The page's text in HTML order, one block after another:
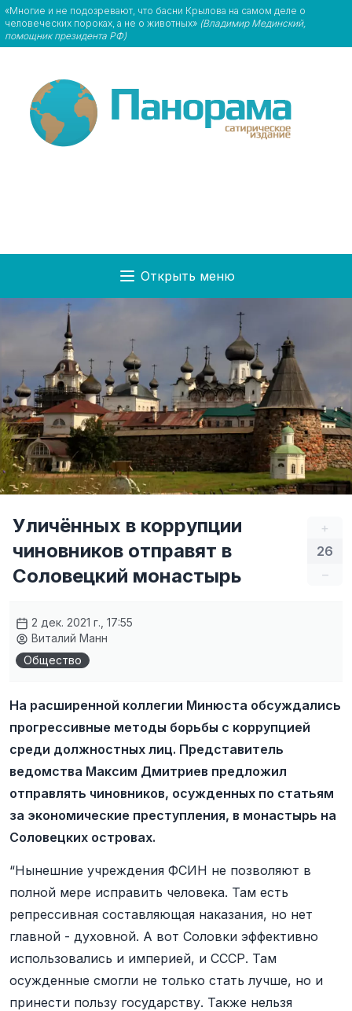
«Многие и не подозревают, что басни Крылова на самом деле о
человеческих пороках, а не о животных» (Владимир Мединский,
помощник президента РФ)
Открыть меню
+
26
–
Уличённых в коррупции
чиновников отправят в
Соловецкий монастырь
2 дек. 2021 г., 17:55
Виталий Манн
Общество
На расширенной коллегии Минюста обсуждались
прогрессивные методы борьбы с коррупцией
среди должностных лиц. Представитель
ведомства Максим Дмитриев предложил
отправлять чиновников, осужденных по статьям
за экономические преступления, в монастырь на
Соловецких островах.
“Нынешние учреждения ФСИН не позволяют в
полной мере исправить человека. Там есть
репрессивная составляющая наказания, но нет
главной - духовной. А вот Соловки эффективно
использовались и империей, и СССР. Там
осужденные смогли не только стать лучше, но и
принести пользу государству. Также нельзя